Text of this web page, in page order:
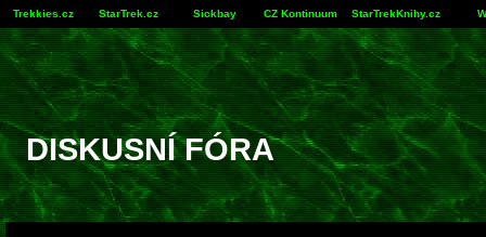
Trekkies.cz StarTrek.cz Sickbay CZ Kontinuum StarTrekKnihy.cz
DISKUSNÍ FÓRA